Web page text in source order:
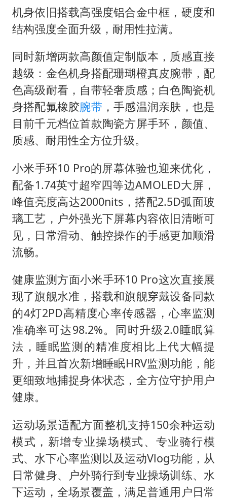
机身依旧搭载高强度铝合金中框，硬度和
结构强度全面升级，耐用性拉满。
同时新增两款高颜值定制版本，质感直接
越级：金色机身搭配珊瑚橙真皮腕带，配
色高级耐看，自带轻奢质感；白色陶瓷机
身搭配氟橡胶腕带 ，手感温润亲肤，也是
目前千元档位首款陶瓷方屏手环，颜值、
质感、耐用性全方位升级。
小米手环10 Pro的屏幕体验也迎来优化，
配备1.74英寸超窄四等边AMOLED大屏，
峰值亮度高达2000nits，搭配2.5D弧面玻
璃工艺，户外强光下屏幕内容依旧清晰可
见，日常滑动、触控操作的手感更加顺滑
流畅。
健康监测方面小米手环10 Pro这次直接展
现了旗舰水准，搭载和旗舰穿戴设备同款
的4灯2PD高精度心率传感器，心率监测
准确率可达98.2%。同时升级2.0睡眠算
法，睡眠监测的精准度相比上代大幅提
升，并且首次新增睡眠HRV监测功能，能
更细致地捕捉身体状态，全方位守护用户
健康。
运动场景适配方面整机支持150余种运动
模式，新增专业操场模式、专业骑行模
式、水下心率监测以及运动Vlog功能，从
日常健身、户外骑行到专业操场训练、水
下运动，全场景覆盖，满足普通用户日常